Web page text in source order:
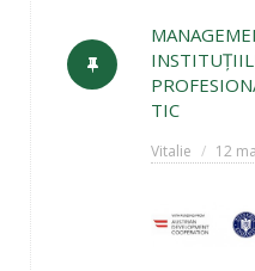
TIC
Vitalie 12